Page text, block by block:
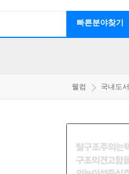
빠른분야찾기
웰컴 국내도서